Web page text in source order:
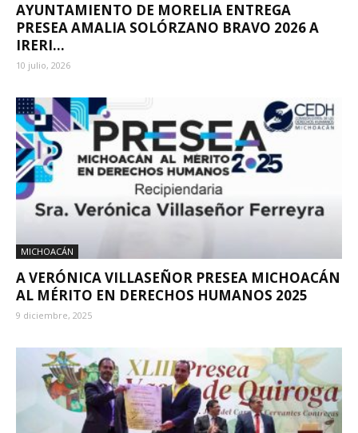
AYUNTAMIENTO DE MORELIA ENTREGA
PRESEA AMALIA SOLÓRZANO BRAVO 2026 A
IRERI...
10 julio, 2026
MICHOACÁN
A VERÓNICA VILLASEÑOR PRESEA MICHOACÁN
AL MÉRITO EN DERECHOS HUMANOS 2025
9 diciembre, 2025